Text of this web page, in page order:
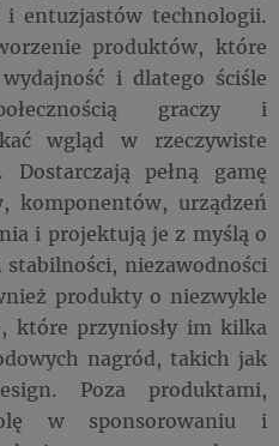
entuzjastów technologii.
produktów, które
i dlatego ściśle
graczy i
wgląd w rzeczywiste
pełną gamę
komponentów, urządzeń
i projektują je z myślą o
niezawodności
produkty o niezwykle
które przyniosły im kilka
nagród, takich jak
Poza produktami,
w sponsorowaniu i